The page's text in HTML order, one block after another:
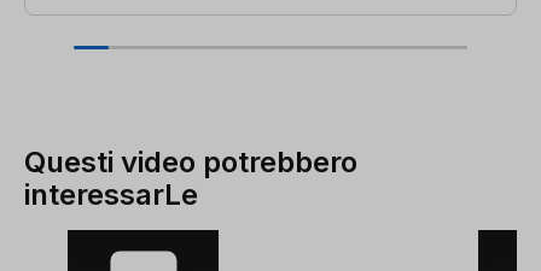
Questi video potrebbero
interessarLe